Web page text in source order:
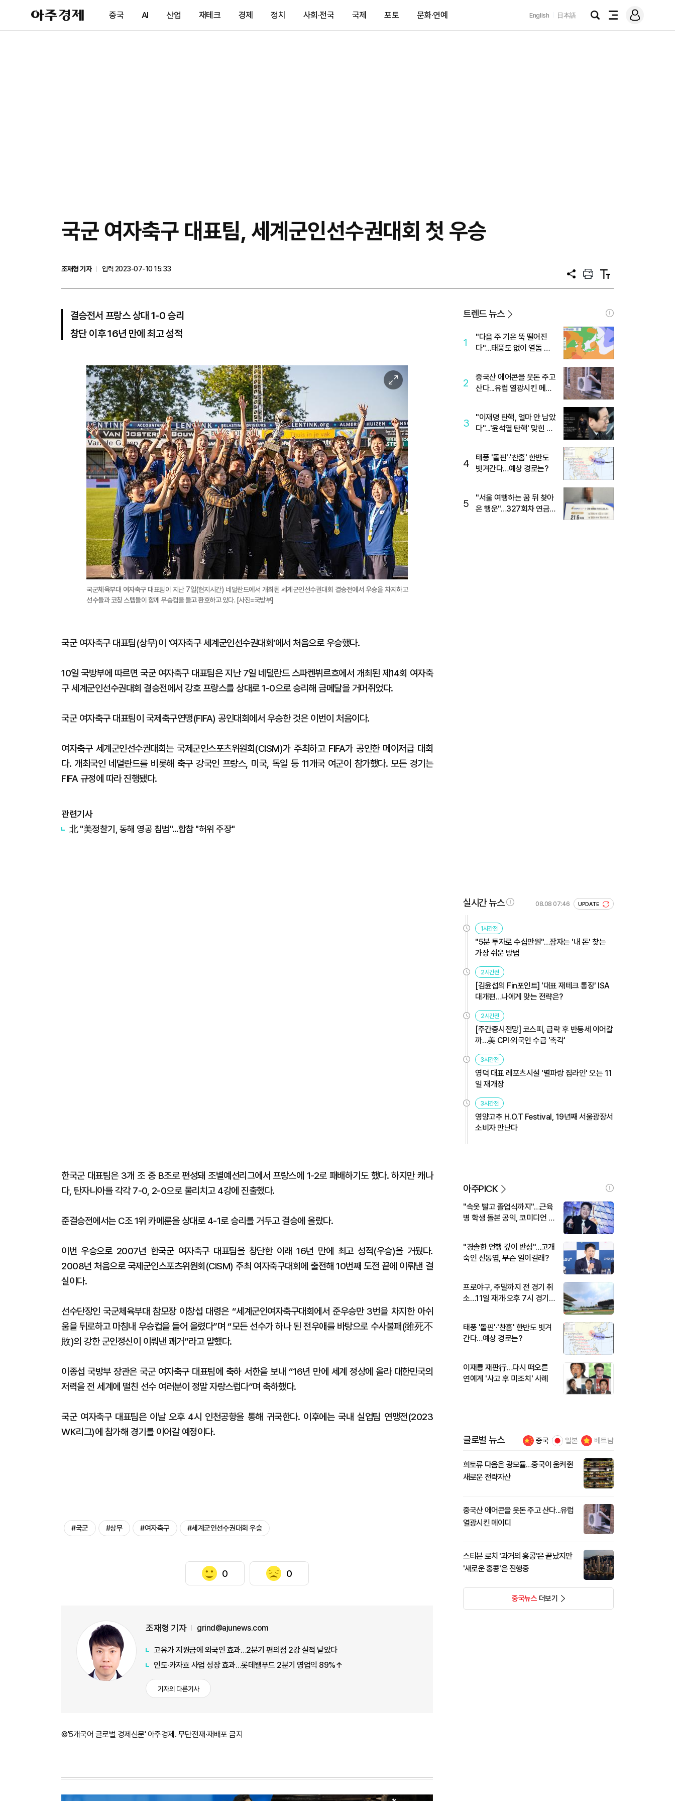
아
주
제
중국 AI 산업 재테크 경제 정치 사회·전국 국제 포토 문화·연예 English 日本語
검
전
메
그
​국군 여자축구 대표팀, 세계군인선수권대회 첫 우승
조재형 기자
입력 2023-07-10 15:33
공
프
트
텍
트
결승전서 프랑스 상대 1-0 승리
창단 이후 16년 만에 최고 성적
이
미
확
대
국군체육부대 여자축구 대표팀이 지난 7일(현지시간) 네덜란드에서 개최된 세계군인선수권대회 결승전에서 우승을 차지하고
선수들과 코칭 스텝들이 함께 우승컵을 들고 환호하고 있다. [사진=국방부]
국군 여자축구 대표팀(상무)이 ‘여자축구 세계군인선수권대회’에서 처음으로 우승했다.
10일 국방부에 따르면 국군 여자축구 대표팀은 지난 7일 네덜란드 스파켄뷔르흐에서 개최된 제14회 여자축
구 세계군인선수권대회 결승전에서 강호 프랑스를 상대로 1-0으로 승리해 금메달을 거머쥐었다.
국군 여자축구 대표팀이 국제축구연맹(FIFA) 공인대회에서 우승한 것은 이번이 처음이다.
여자축구 세계군인선수권대회는 국제군인스포츠위원회(CISM)가 주최하고 FIFA가 공인한 메이저급 대회
다. 개최국인 네덜란드를 비롯해 축구 강국인 프랑스, 미국, 독일 등 11개국 여군이 참가했다. 모든 경기는
FIFA 규정에 따라 진행됐다.
관련기사
​​北 "美정찰기, 동해 영공 침범"…합참 "허위 주장"
한국군 대표팀은 3개 조 중 B조로 편성돼 조별예선리그에서 프랑스에 1-2로 패배하기도 했다. 하지만 캐나
다, 탄자니아를 각각 7-0, 2-0으로 물리치고 4강에 진출했다.
준결승전에서는 C조 1위 카메룬을 상대로 4-1로 승리를 거두고 결승에 올랐다.
이번 우승으로 2007년 한국군 여자축구 대표팀을 창단한 이래 16년 만에 최고 성적(우승)을 거뒀다.
2008년 처음으로 국제군인스포츠위원회(CISM) 주최 여자축구대회에 출전해 10번째 도전 끝에 이뤄낸 결
실이다.
선수단장인 국군체육부대 참모장 이창섭 대령은 “세계군인여자축구대회에서 준우승만 3번을 차지한 아쉬
움을 뒤로하고 마침내 우승컵을 들어 올렸다”며 “모든 선수가 하나 된 전우애를 바탕으로 수사불패(雖死不
敗)의 강한 군인정신이 이뤄낸 쾌거”라고 말했다.
이종섭 국방부 장관은 국군 여자축구 대표팀에 축하 서한을 보내 “16년 만에 세계 정상에 올라 대한민국의
저력을 전 세계에 떨친 선수 여러분이 정말 자랑스럽다”며 축하했다.
국군 여자축구 대표팀은 이날 오후 4시 인천공항을 통해 귀국한다. 이후에는 국내 실업팀 연맹전(2023
WK리그)에 참가해 경기를 이어갈 예정이다.
#국군 #상무 #여자축구 #세계군인선수권대회 우승
0 0
조재형 기자 grind@ajunews.com
고유가 지원금에 외국인 효과…2분기 편의점 2강 실적 날았다
인도·카자흐 사업 성장 효과…롯데웰푸드 2분기 영업익 89%↑
기자의 다른기사
©'5개국어 글로벌 경제신문' 아주경제. 무단전재·재배포 금지
트렌드 뉴스
1
"다음 주 기온 뚝 떨어진
다"…태풍도 없이 열돔 박
2
중국산 에어콘을 웃돈 주고
산다...유럽 열광시킨 메이
3
"이재명 탄핵, 얼마 안 남았
다"...'윤석열 탄핵' 맞힌 무
4
태풍 '돌핀'·'찬홈' 한반도
빗겨간다…예상 경로는?
5
"서울 여행하는 꿈 뒤 찾아
온 행운"…327회차 연금
실시간 뉴스 08.08 07:46 UPDATE
1시간전
"5분 투자로 수십만원"…잠자는 '내 돈' 찾는
가장 쉬운 방법
2시간전
[김윤섭의 Fin포인트] '대표 재테크 통장' ISA
대개편…나에게 맞는 전략은?
2시간전
[주간증시전망] 코스피, 급락 후 반등세 이어갈
까…美 CPI·외국인 수급 '촉각'
3시간전
영덕 대표 레포츠시설 '별파랑 집라인' 오는 11
일 재개장
3시간전
영양고추 H.O.T Festival, 19년째 서울광장서
소비자 만난다
아주PICK
"속옷 빨고 졸업식까지"…근육
병 학생 돌본 공익, 코미디언 김
"경솔한 언행 깊이 반성"…고개
숙인 신동엽, 무슨 일이길래?
프로야구, 주말까지 전 경기 취
소…11일 재개·오후 7시 경기
태풍 '돌핀'·'찬홈' 한반도 빗겨
간다…예상 경로는?
이재룡 재판行…다시 떠오른
연예계 '사고 후 미조치' 사례
글로벌 뉴스 중국 일본 베트남
희토류 다음은 광모듈…중국이 움켜쥔
새로운 전략자산
중국산 에어콘을 웃돈 주고 산다...유럽
열광시킨 메이디
스티븐 로치 '과거의 홍콩'은 끝났지만
'새로운 홍콩'은 진행중
중국뉴스더보기